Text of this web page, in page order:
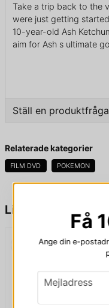
Liknande produkter
Take a trip back to the
were just getting
10-year-old Ash
aim for Ash s ultimate
Ställ en produktfråga
Fråga oss något
Relaterade kategorier
FILM DVD POKEMON
Få
Ange din e-
email
Mejladress